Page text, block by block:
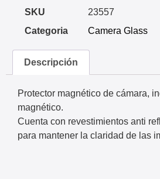
SKU
23557
Categoria
Camera Glass
Descripción
Protector magnético de cámara,
magnético.
Cuenta con revestimientos anti
para mantener la claridad de las